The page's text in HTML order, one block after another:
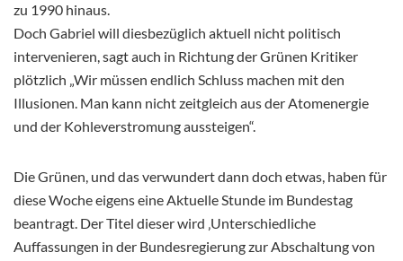
zu 1990 hinaus.
Doch Gabriel will diesbezüglich aktuell nicht politisch
intervenieren, sagt auch in Richtung der Grünen Kritiker
plötzlich „Wir müssen endlich Schluss machen mit den
Illusionen. Man kann nicht zeitgleich aus der Atomenergie
und der Kohleverstromung aussteigen“.
Die Grünen, und das verwundert dann doch etwas, haben für
diese Woche eigens eine Aktuelle Stunde im Bundestag
beantragt. Der Titel dieser wird ‚Unterschiedliche
Auffassungen in der Bundesregierung zur Abschaltung von